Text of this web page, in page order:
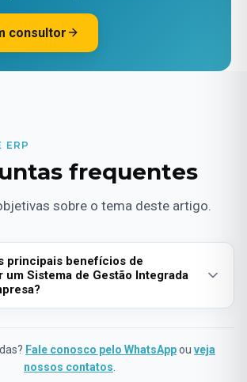
consultor
ERP
frequentes
sobre o tema deste artigo.
principais benefícios de
um Sistema de Gestão Integrada
a colaboração entre equipes.
Fale conosco pelo WhatsAppou veja
nossos contatos